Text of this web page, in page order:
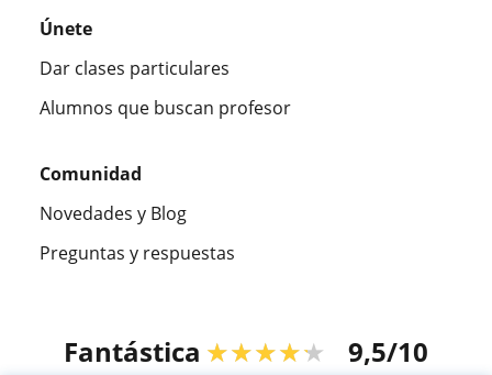
Únete
Dar clases particulares
Alumnos que buscan profesor
Comunidad
Novedades y Blog
Preguntas y respuestas
Fantástica ★★★★★ 9,5/10